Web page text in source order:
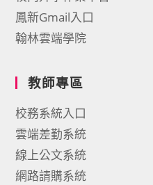
鳳新Gmail入口
翰林雲端學院
教師專區
校務系統入口
雲端差勤系統
線上公文系統
網路請購系統